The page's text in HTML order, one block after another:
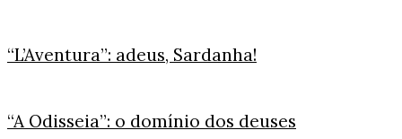
“L’Aventura”: adeus, Sardanha!
“A Odisseia”: o domínio dos deuses